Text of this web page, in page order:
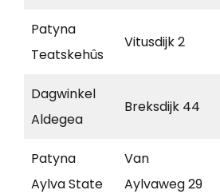
Patyna
Teatskehûs
Vitusdijk 2
Dagwinkel
Aldegea
Breksdijk 44
Patyna
Aylva State
Van
Aylvaweg 29